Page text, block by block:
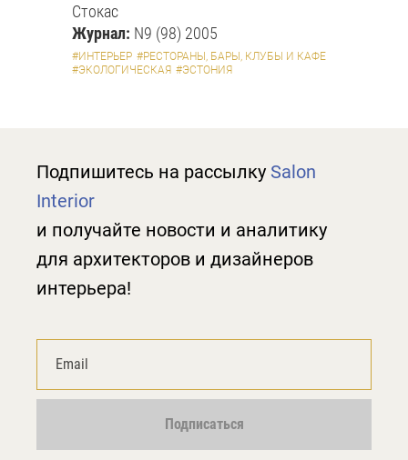
Стокас
Журнал: N9 (98) 2005
#ИНТЕРЬЕР #РЕСТОРАНЫ, БАРЫ, КЛУБЫ И КАФЕ
#ЭКОЛОГИЧЕСКАЯ #ЭСТОНИЯ
Подпишитесь на рассылку Salon
Interior
и получайте новости и аналитику
для архитекторов и дизайнеров
интерьера!
Подписаться